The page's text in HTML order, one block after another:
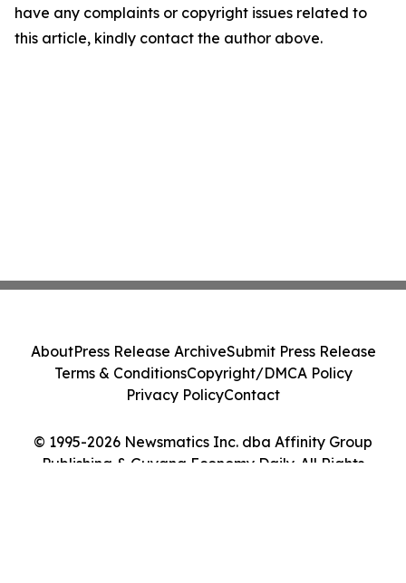
have any complaints or copyright issues related to
this article, kindly contact the author above.
© 1995-2026 Newsmatics Inc. dba Affinity Group
Publishing & Guyana Economy Daily. All Rights
AboutPress Release ArchiveSubmit Press Release
Terms & ConditionsCopyright/DMCA Policy
Privacy PolicyContact